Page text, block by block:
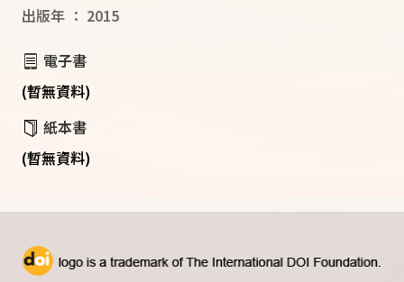
出版年 ： 2015
電子書
(暫無資料)
紙本書
(暫無資料)